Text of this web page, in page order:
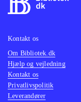
Kontakt os
Om Bibliotek.dk
Hjælp og vejledning
Kontakt os
Privatlivspolitik
Leverandører